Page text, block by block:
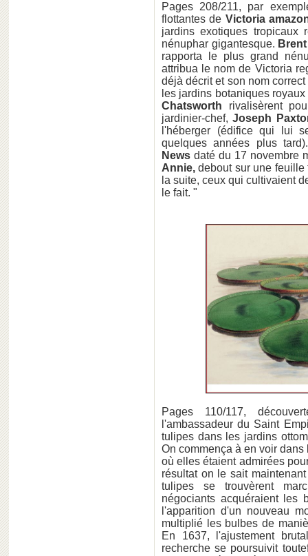
Pages 208/211, par
flottantes de Victoria
jardins exotiques tropicaux
nénuphar gigantesque. Brent
rapporta le plus grand
attribua le nom de Victoria
déjà décrit et son nom
les jardins botaniques royaux
Chatsworth rivalisèrent
jardinier-chef,Joseph
l'héberger (édifice qui lui
quelques années plus
Newsdaté du 17 novembre
Annie, debout sur une feuille
la suite, ceux qui cultivaient
le fait. "
Pages 110/117,
l'ambassadeur du Saint
tulipes dans les jardins
On commença à en voir
où elles étaient admirées
résultat on le sait
tulipes se trouvèrent
négociants acquéraient les
l'apparition d'un nouveau
multiplié les bulbes de
En 1637, l'ajustement
recherche se poursuivit